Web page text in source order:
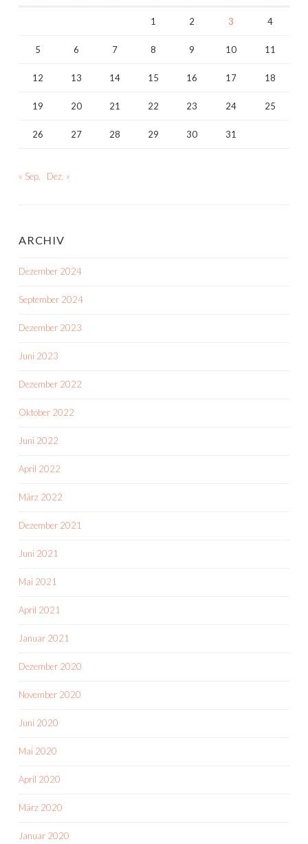
1 2 3 4
5 6 7 8 9 10 11
12 13 14 15 16 17 18
19 20 21 22 23 24 25
26 27 28 29 30 31
« Sep. Dez. »
ARCHIV
Dezember 2024
September 2024
Dezember 2023
Juni 2023
Dezember 2022
Oktober 2022
Juni 2022
April 2022
März 2022
Dezember 2021
Juni 2021
Mai 2021
April 2021
Januar 2021
Dezember 2020
November 2020
Juni 2020
Mai 2020
April 2020
März 2020
Januar 2020